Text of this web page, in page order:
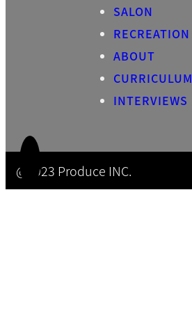
SALON
RECREATION
ABOUT
CURRICULUM
INTERVIEWS
@2023 Produce INC.